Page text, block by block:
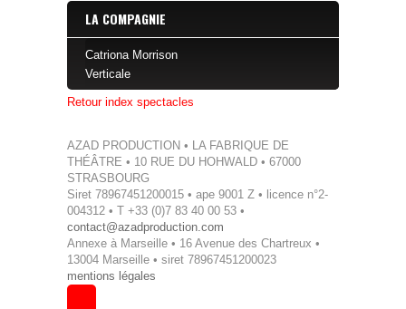
LA COMPAGNIE
Catriona Morrison
Verticale
Retour index spectacles
AZAD PRODUCTION • LA FABRIQUE DE
THÉÂTRE • 10 RUE DU HOHWALD • 67000
STRASBOURG
Siret 78967451200015 • ape 9001 Z • licence n°2-
004312 • T +33 (0)7 83 40 00 53 •
contact@azadproduction.com
Annexe à Marseille • 16 Avenue des Chartreux •
13004 Marseille • siret 78967451200023
mentions légales